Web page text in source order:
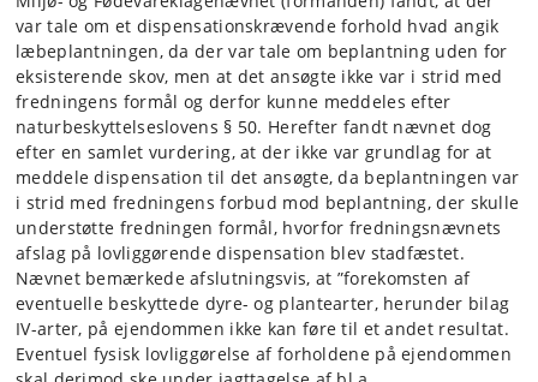
var tale om et dispensationskrævende forhold hvad angik
læbeplantningen, da der var tale om beplantning uden for
eksisterende skov, men at det ansøgte ikke var i strid med
fredningens formål og derfor kunne meddeles efter
naturbeskyttelseslovens § 50. Herefter fandt nævnet dog
efter en samlet vurdering, at der ikke var grundlag for at
meddele dispensation til det ansøgte, da beplantningen var
i strid med fredningens forbud mod beplantning, der skulle
understøtte fredningen formål, hvorfor fredningsnævnets
afslag på lovliggørende dispensation blev stadfæstet.
Nævnet bemærkede afslutningsvis, at ”forekomsten af
eventuelle beskyttede dyre- og plantearter, herunder bilag
IV-arter, på ejendommen ikke kan føre til et andet resultat.
Eventuel fysisk lovliggørelse af forholdene på ejendommen